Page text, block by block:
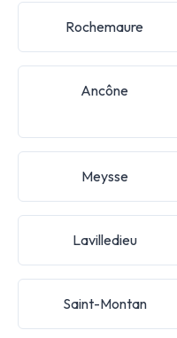
Rochemaure
Ancône
Meysse
Lavilledieu
Saint-Montan